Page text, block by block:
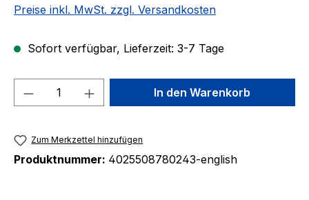
Preise inkl. MwSt. zzgl. Versandkosten
Sofort verfügbar, Lieferzeit: 3-7 Tage
Produkt Anzahl: Gib denIn den Warenkorb
Zum Merkzettel hinzufügen
Produktnummer: 4025508780243-english